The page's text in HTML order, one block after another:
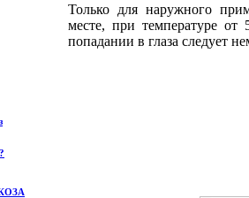
Только для наружного
месте, при температуре
попадании в глаза следует